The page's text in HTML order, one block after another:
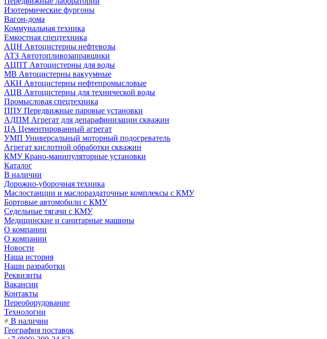
Изотермические фургоны
Вагон-дома
Коммунальная техника
Емкостная спецтехника
АЦН Автоцистерны нефтевозы
АТЗ Автотопливозаправщики
АЦПТ Автоцистерны для воды
МВ Автоцистерны вакуумные
АКН Автоцистерны нефтепромысловые
АЦВ Автоцистерны для технической воды
Промысловая спецтехника
ППУ Передвижные паровые установки
АДПМ Агрегат для депарафинизации скважин
ЦА Цементированный агрегат
УМП Универсальный моторный подогреватель
Агрегат кислотной обработки скважин
КМУ Крано-манипуляторные установки
Каталог
В наличии
Дорожно-уборочная техника
Маслостанции и маслораздаточные комплексы с КМУ
Бортовые автомобили с КМУ
Седельные тягачи с КМУ
Медицинские и санитарные машины
О компании
О компании
Новости
Наша история
Наши разработки
Реквизиты
Вакансии
Контакты
Переоборудование
Технологии
В наличии
География поставок